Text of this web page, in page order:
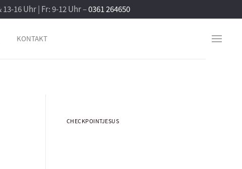
13-16 Uhr | Fr: 9-12 Uhr –0361 264650
KONTAKT
CHECKPOINTJESUS